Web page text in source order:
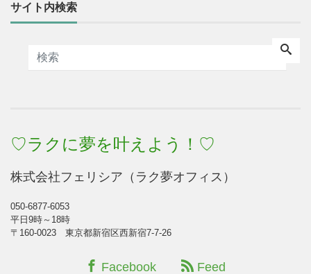
サイト内検索
♡ラクに夢を叶えよう！♡
株式会社フェリシア（ラク夢オフィス）
050-6877-6053
平日9時～18時
〒160-0023 東京都新宿区西新宿7-7-26
Facebook Feed